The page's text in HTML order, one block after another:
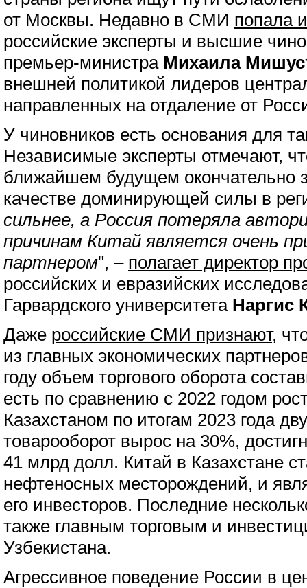
от Москвы. Недавно в СМИ попала
российские эксперты и высшие
премьер-министра Михаила
внешней политикой лидеров
направленных на отдаление от
У чиновников есть основания для
Независимые эксперты отмечают,
ближайшем будущем окончательно
качестве доминирующей силы в
сильнее, а Россия потеряла
причинам Китай является очень
партнером", – полагает директор
российских и евразийских
Гарвардского университета Наргис
Даже российские СМИ признают,
из главных экономических
году объем торгового оборота
есть по сравнению с 2022 годом
Казахстаном по итогам 2023 года
товарооборот вырос на 30%,
41 млрд долл. Китай в Казахстане
нефтеносных месторождений, и
его инвесторов. Последние
также главным торговым и
Узбекистана.
Агрессивное поведение России в